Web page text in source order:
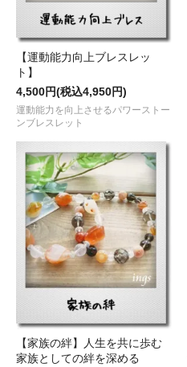
【運動能力向上ブレスレッ
ト】
4,500円(税込4,950円)
運動能力を向上させるパワーストー
ンブレスレット
【家族の絆】人生を共に歩む
家族としての絆を深める